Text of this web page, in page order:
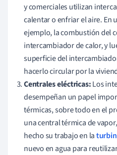
y comerciales utilizan
calentar o enfriar el aire. En
ejemplo, la combustión del
intercambiador de calor, y
superficie del
hacerlo circular por la
Centrales eléctricas:Los
desempeñan un papel
térmicas, sobre todo en el
una central térmica de
hecho su trabajo en la
nuevo en agua para